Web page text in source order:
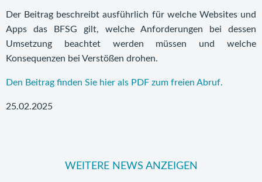
Der Beitrag beschreibt ausführlich für welche Websites und
Apps das BFSG gilt, welche Anforderungen bei dessen
Umsetzung beachtet werden müssen und welche
Konsequenzen bei Verstößen drohen.
Den Beitrag finden Sie hier als PDF zum freien Abruf.
25.02.2025
WEITERE NEWS ANZEIGEN